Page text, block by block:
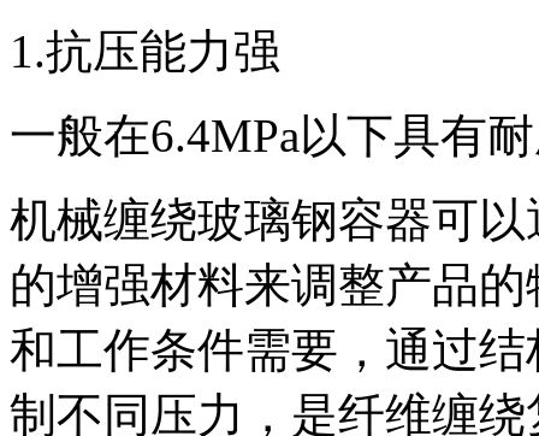
1.抗压能力强
一般在6.4MPa以下具有
机械缠绕玻璃钢容器可
的增强材料来调整产品
和工作条件需要，通过
制不同压力，是纤维缠